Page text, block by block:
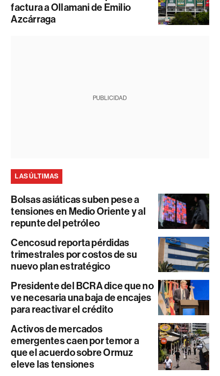
factura a Ollamani de Emilio
Azcárraga
PUBLICIDAD
LAS ÚLTIMAS
Bolsas asiáticas suben pese a
tensiones en Medio Oriente y al
repunte del petróleo
Cencosud reporta pérdidas
trimestrales por costos de su
nuevo plan estratégico
Presidente del BCRA dice que no
ve necesaria una baja de encajes
para reactivar el crédito
Activos de mercados
emergentes caen por temor a
que el acuerdo sobre Ormuz
eleve las tensiones